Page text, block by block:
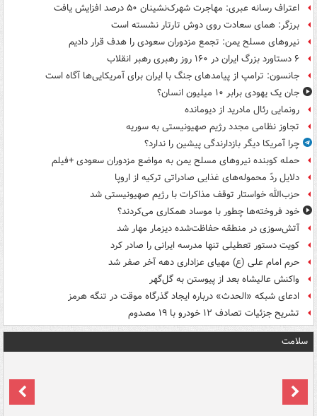
اعتراف رسانه عبری: مهاجرت شهرک‌نشینان ۵۰ درصد افزایش یافت
برزگر: همای سعادت روی دوش تارتار نشسته است
نیروهای مسلح یمن: تجمع مزدوران سعودی را هدف قرار دادیم
۶ دستاورد بزرگ ایران در ۱۶۰ روز رهبری رهبر انقلاب
جانسون: ترامپ از پیامدهای جنگ با ایران برای آمریکایی‌ها آگاه است
جان یک یهودی برابر ۱۰ میلیون انسان؟
رونمایی رئال مادرید از دیومانده
تجاوز نظامی مجدد رژیم صهیونیستی به سوریه
چرا آمریکا دیگر بازدارندگی پیشین را ندارد؟
حمله کوبنده نیروهای مسلح یمن به مواضع مزدوران سعودی +فیلم
دلایل ردّ محموله‌های غذایی صادراتی ترکیه از اروپا
حزب‌الله خواستار توقف مذاکرات با رژیم صهیونیستی شد
خود فروخته‌ها چطور با موساد همکاری می‌کردند؟
آتش‌سوزی در منطقه حفاظت‌شده دیزمار مهار شد
کویت دستور تعطیلی تنها مدرسه ایرانی را صادر کرد
حرم امام علی (ع) مهیای عزاداری دهه آخر صفر شد
واکنش عالیشاه بعد از پیوستن به گل‌گهر
ادعای شبکه «الحدث» درباره ایجاد گذرگاه موقت در تنگه هرمز
تشریح جزئیات تصادف ۱۲ خودرو با ۱۹ مصدوم
سلامت